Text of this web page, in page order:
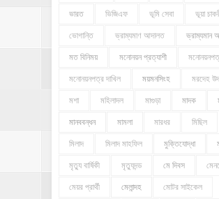
ভারত ভিজিএফ ভূমি সেবা ভূয়া
ভোগান্তি ভ্রাম্যমাণ আদালত ভ্রাম্যমান
মত বিনিময় মনোনয়ন প্রত্যাশী
মনোনয়নপত্র দাখিল ময়মনসিংহ মরদেহ
মশা মহিলাদল মাগুড়া মাদক
মানববন্ধন মামলা মারধর মিছিল
মিলাদ মিলাদ মাহফিল মুক্তিযোদ্ধা
মৃত্যু বার্ষিকী মৃত্যুদন্ড মে দিবস
মেয়র প্রার্থী মেলান্দহ মোটর সাইকেল